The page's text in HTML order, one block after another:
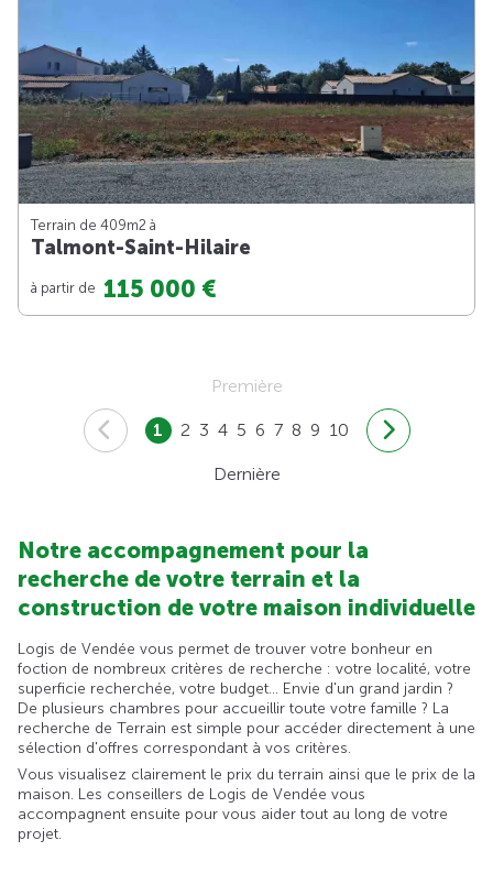
Terrain de 409m2 à
Talmont-Saint-Hilaire
à partir de 115 000 €
Première
1 2 3 4 5 6 7 8 9 10
Dernière
Notre accompagnement pour la
recherche de votre terrain et la
construction de votre maison individuelle
Logis de Vendée vous permet de trouver votre bonheur en
foction de nombreux critères de recherche : votre localité, votre
superficie recherchée, votre budget... Envie d'un grand jardin ?
De plusieurs chambres pour accueillir toute votre famille ? La
recherche de Terrain est simple pour accéder directement à une
sélection d'offres correspondant à vos critères.
Vous visualisez clairement le prix du terrain ainsi que le prix de la
maison. Les conseillers de Logis de Vendée vous
accompagnent ensuite pour vous aider tout au long de votre
projet.